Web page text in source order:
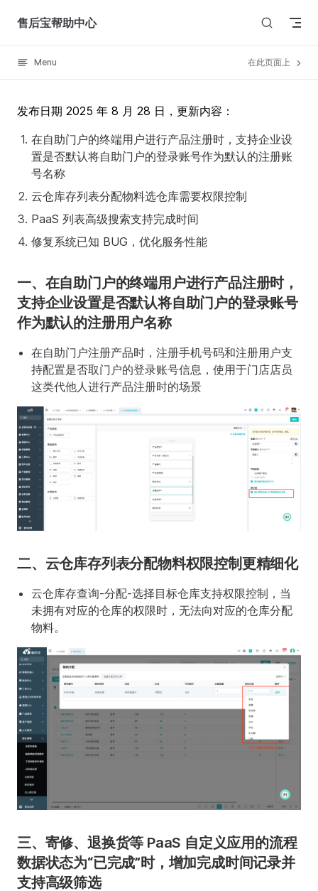
Skip to content
售后宝帮助中心
Menu 在此页面上
发布日期 2025 年 8 月 28 日，更新内容：
在自助门户的终端用户进行产品注册时，支持企业设
置是否默认将自助门户的登录账号作为默认的注册账
号名称
云仓库存列表分配物料选仓库需要权限控制
PaaS 列表高级搜索支持完成时间
修复系统已知 BUG，优化服务性能
一、在自助门户的终端用户进行产品注册时，
支持企业设置是否默认将自助门户的登录账号
作为默认的注册用户名称
在自助门户注册产品时，注册手机号码和注册用户支
持配置是否取门户的登录账号信息，使用于门店店员
这类代他人进行产品注册时的场景
二、云仓库存列表分配物料权限控制更精细化
云仓库存查询-分配-选择目标仓库支持权限控制， 当
未拥有对应的仓库的权限时，无法向对应的仓库分配
物料。
三、寄修、退换货等 PaaS 自定义应用的流程
数据状态为“已完成”时，增加完成时间记录并
支持高级筛选